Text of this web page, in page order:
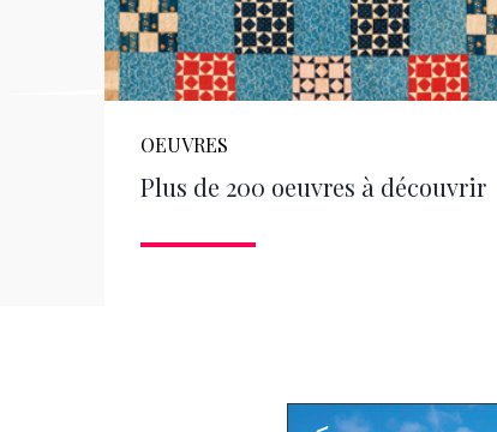
OEUVRES
Plus de 200 oeuvres à découvrir